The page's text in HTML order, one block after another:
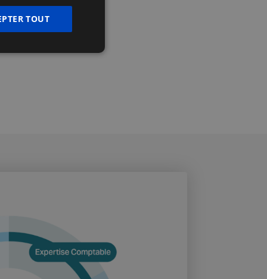
prends contact
TOUT